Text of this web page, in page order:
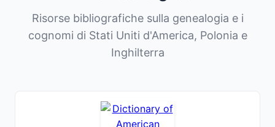
Risorse bibliografiche sulla genealogia e i
cognomi di Stati Uniti d'America, Polonia e
Inghilterra